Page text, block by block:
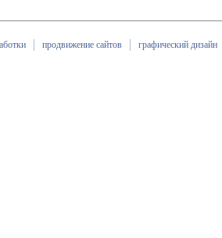
продвижение сайтов графический дизайн